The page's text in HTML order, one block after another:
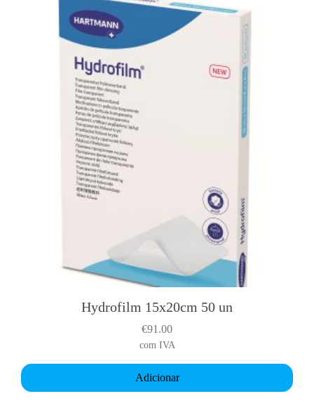
Hydrofilm 15x20cm 50 un
€91.00
com IVA
Adicionar